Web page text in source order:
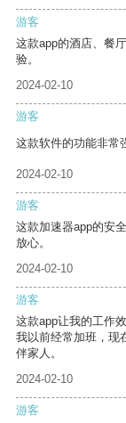
游客
这款app的酒店、餐
验。
2024-02-10
游客
这款软件的功能非常
2024-02-10
游客
这款加速器app的安
放心。
2024-02-10
游客
这款app让我的工作
我以前经常加班，现
伴家人。
2024-02-10
游客